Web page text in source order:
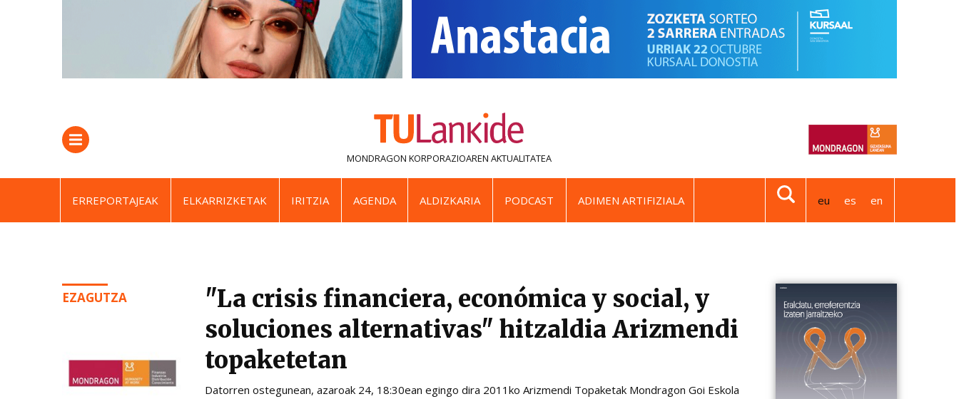
MONDRAGON KORPORAZIOAREN AKTUALITATEA
ERREPORTAJEAK ELKARRIZKETAK IRITZIA AGENDA ALDIZKARIA PODCAST ADIMEN ARTIFIZIALA eu es en
EZAGUTZA
"La crisis financiera, económica y social, y
soluciones alternativas" hitzaldia Arizmendi
topaketetan
Datorren ostegunean, azaroak 24, 18:30ean egingo dira 2011ko Arizmendi Topaketak Mondragon Goi Eskola